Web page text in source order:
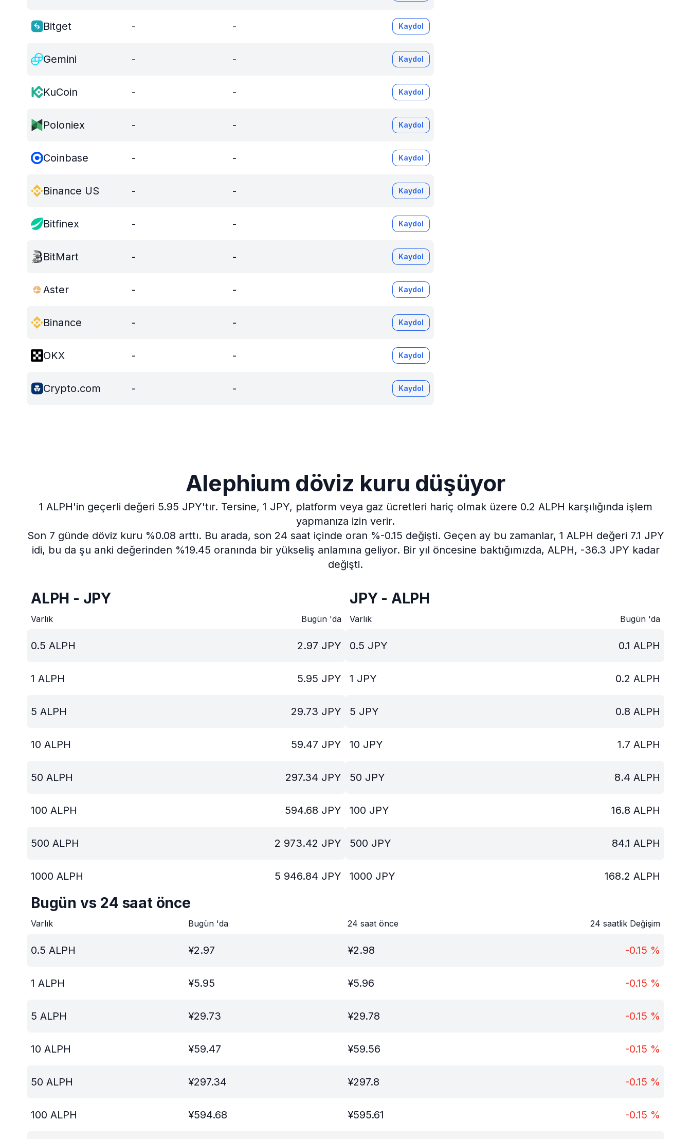
Bitget - - Kaydol
Gemini - - Kaydol
KuCoin - - Kaydol
Poloniex - - Kaydol
Coinbase - - Kaydol
Binance US - - Kaydol
Bitfinex - - Kaydol
BitMart - - Kaydol
Aster - - Kaydol
Binance - - Kaydol
OKX - - Kaydol
Crypto.com - - Kaydol
Alephium döviz kuru düşüyor
1 ALPH'in geçerli değeri 5.95 JPY'tır. Tersine, 1 JPY, platform veya gaz ücretleri hariç olmak üzere 0.2 ALPH karşılığında işlem
yapmanıza izin verir.
Son 7 günde döviz kuru %0.08 arttı. Bu arada, son 24 saat içinde oran %-0.15 değişti. Geçen ay bu zamanlar, 1 ALPH değeri 7.1 JPY
idi, bu da şu anki değerinden %19.45 oranında bir yükseliş anlamına geliyor. Bir yıl öncesine baktığımızda, ALPH, -36.3 JPY kadar
değişti.
ALPH - JPY
Varlık Bugün 'da
0.5 ALPH 2.97 JPY
1 ALPH 5.95 JPY
5 ALPH 29.73 JPY
10 ALPH 59.47 JPY
50 ALPH 297.34 JPY
100 ALPH 594.68 JPY
500 ALPH 2 973.42 JPY
1000 ALPH 5 946.84 JPY
JPY - ALPH
Varlık Bugün 'da
0.5 JPY 0.1 ALPH
1 JPY 0.2 ALPH
5 JPY 0.8 ALPH
10 JPY 1.7 ALPH
50 JPY 8.4 ALPH
100 JPY 16.8 ALPH
500 JPY 84.1 ALPH
1000 JPY 168.2 ALPH
Bugün vs 24 saat önce
Varlık Bugün 'da 24 saat önce 24 saatlik Değişim
0.5 ALPH ¥2.97 ¥2.98 -0.15 %
1 ALPH ¥5.95 ¥5.96 -0.15 %
5 ALPH ¥29.73 ¥29.78 -0.15 %
10 ALPH ¥59.47 ¥59.56 -0.15 %
50 ALPH ¥297.34 ¥297.8 -0.15 %
100 ALPH ¥594.68 ¥595.61 -0.15 %